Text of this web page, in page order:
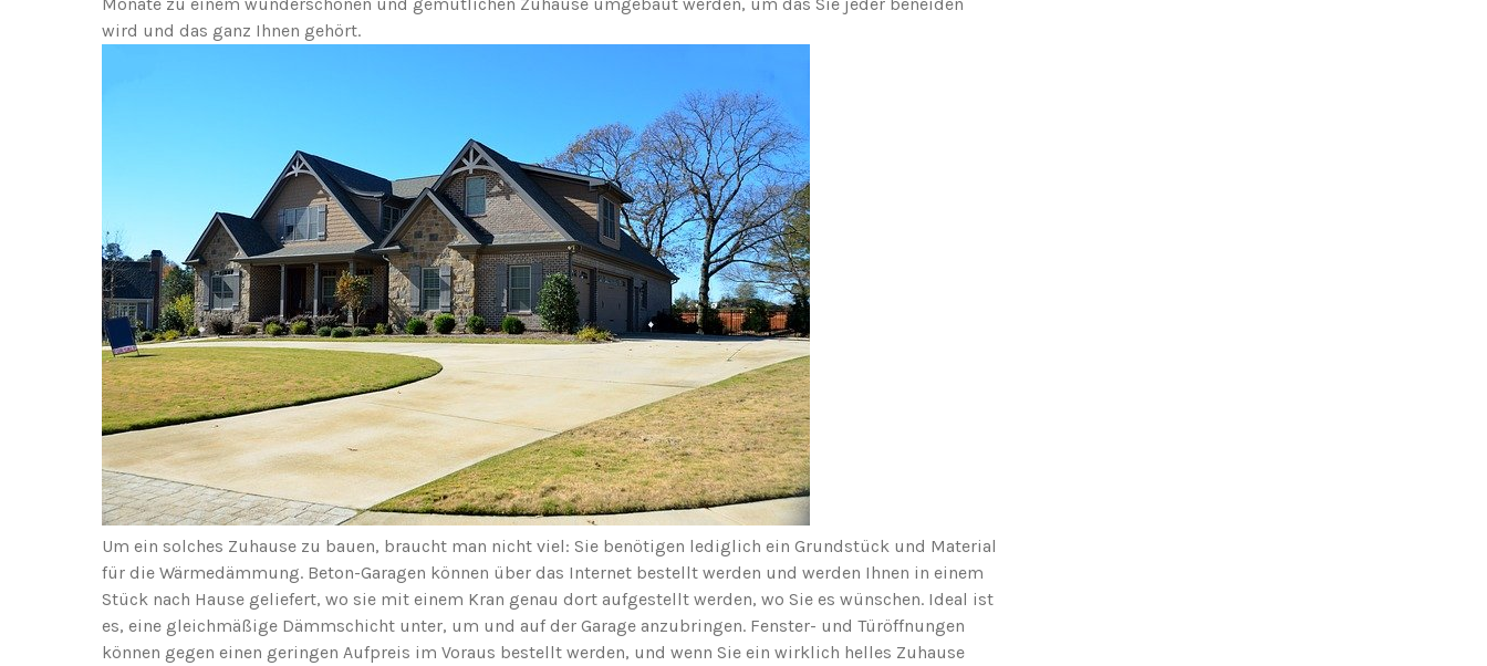
wird und das ganz Ihnen gehört.
Um ein solches Zuhause zu bauen, braucht man nicht viel: Sie benötigen lediglich ein Grundstück und Material
für die Wärmedämmung. Beton-Garagen können über das Internet bestellt werden und werden Ihnen in einem
Stück nach Hause geliefert, wo sie mit einem Kran genau dort aufgestellt werden, wo Sie es wünschen. Ideal ist
es, eine gleichmäßige Dämmschicht unter, um und auf der Garage anzubringen. Fenster- und Türöffnungen
können gegen einen geringen Aufpreis im Voraus bestellt werden, und wenn Sie ein wirklich helles Zuhause